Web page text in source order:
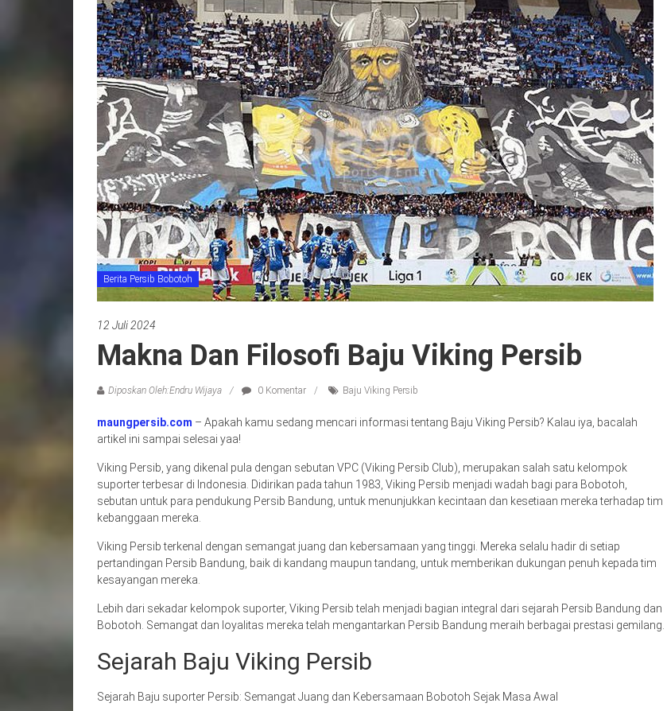
Berita Persib Bobotoh
12 Juli 2024
Makna Dan Filosofi Baju Viking Persib
Diposkan Oleh:Endru Wijaya 0 Komentar Baju Viking Persib
maungpersib.com – Apakah kamu sedang mencari informasi tentang Baju Viking Persib? Kalau iya, bacalah
artikel ini sampai selesai yaa!
Viking Persib, yang dikenal pula dengan sebutan VPC (Viking Persib Club), merupakan salah satu kelompok
suporter terbesar di Indonesia. Didirikan pada tahun 1983, Viking Persib menjadi wadah bagi para Bobotoh,
sebutan untuk para pendukung Persib Bandung, untuk menunjukkan kecintaan dan kesetiaan mereka terhadap tim
kebanggaan mereka.
Viking Persib terkenal dengan semangat juang dan kebersamaan yang tinggi. Mereka selalu hadir di setiap
pertandingan Persib Bandung, baik di kandang maupun tandang, untuk memberikan dukungan penuh kepada tim
kesayangan mereka.
Lebih dari sekadar kelompok suporter, Viking Persib telah menjadi bagian integral dari sejarah Persib Bandung dan
Bobotoh. Semangat dan loyalitas mereka telah mengantarkan Persib Bandung meraih berbagai prestasi gemilang.
Sejarah Baju Viking Persib
Sejarah Baju suporter Persib: Semangat Juang dan Kebersamaan Bobotoh Sejak Masa Awal